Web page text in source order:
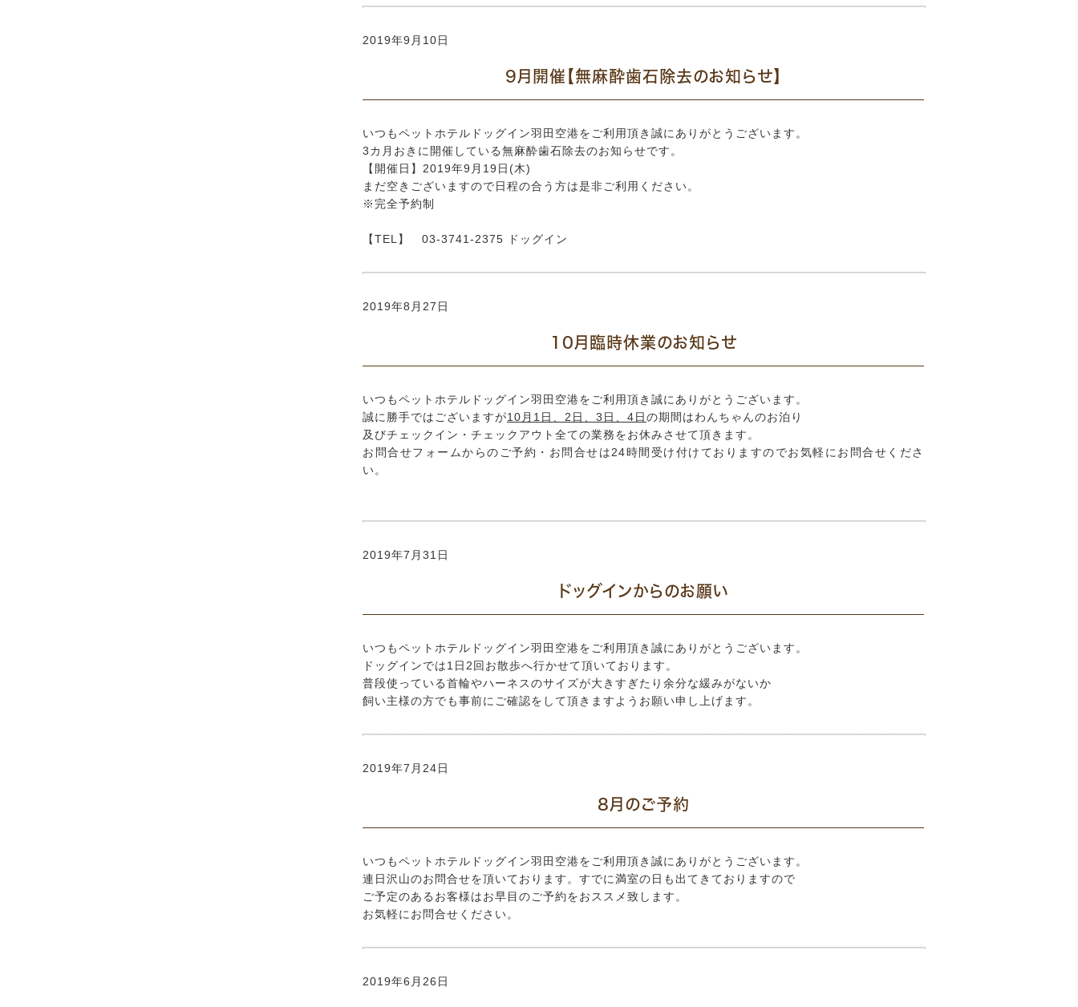
2019年9月10日
9月開催【無麻酔歯石除去のお知らせ】
いつもペットホテルドッグイン羽田空港をご利用頂き誠にありがとうございます。
3カ月おきに開催している無麻酔歯石除去のお知らせです。
【開催日】2019年9月19日(木)
まだ空きございますので日程の合う方は是非ご利用ください。
※完全予約制
【TEL】 03-3741-2375 ドッグイン
2019年8月27日
10月臨時休業のお知らせ
いつもペットホテルドッグイン羽田空港をご利用頂き誠にありがとうございます。
誠に勝手ではございますが10月1日、2日、3日、4日の期間はわんちゃんのお泊り
及びチェックイン・チェックアウト全ての業務をお休みさせて頂きます。
お問合せフォームからのご予約・お問合せは24時間受け付けておりますのでお気軽にお問合せくださ
い。
2019年7月31日
ドッグインからのお願い
いつもペットホテルドッグイン羽田空港をご利用頂き誠にありがとうございます。
ドッグインでは1日2回お散歩へ行かせて頂いております。
普段使っている首輪やハーネスのサイズが大きすぎたり余分な緩みがないか
飼い主様の方でも事前にご確認をして頂きますようお願い申し上げます。
2019年7月24日
8月のご予約
いつもペットホテルドッグイン羽田空港をご利用頂き誠にありがとうございます。
連日沢山のお問合せを頂いております。すでに満室の日も出てきておりますので
ご予定のあるお客様はお早目のご予約をおススメ致します。
お気軽にお問合せください。
2019年6月26日